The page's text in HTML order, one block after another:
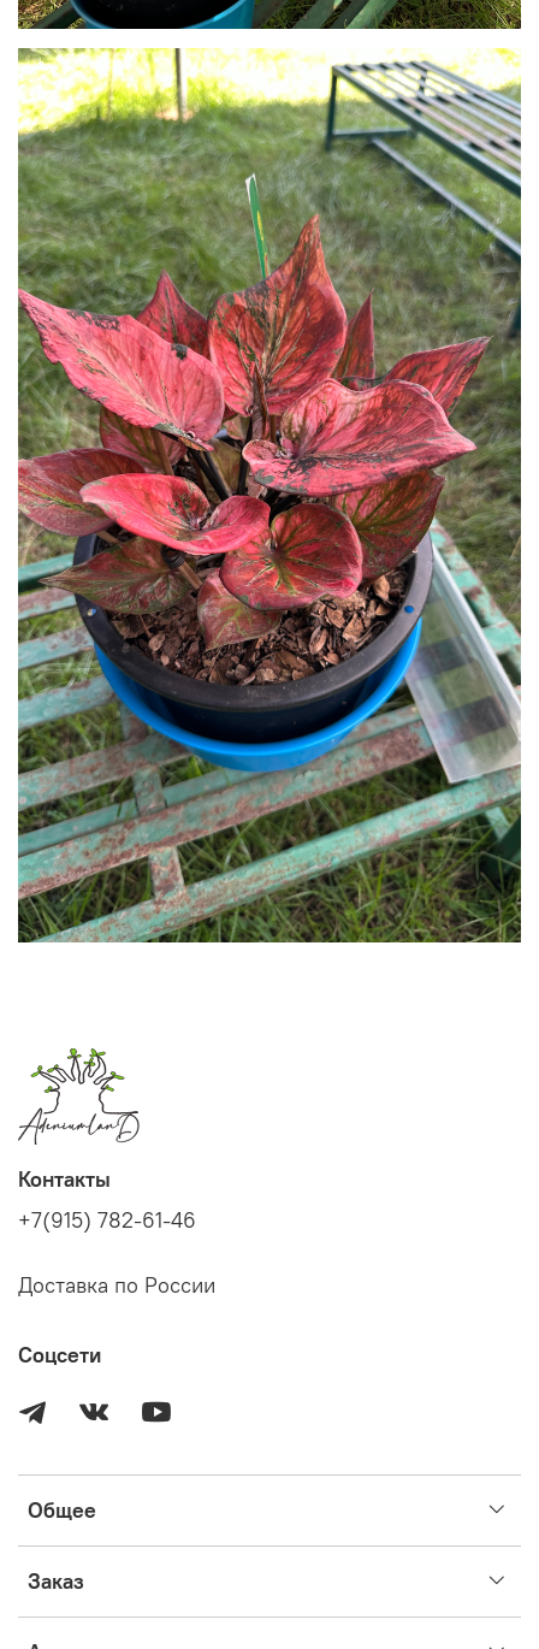
Общее
Заказ
Контакты
+7(915) 782-61-46
Доставка по России
Соцсети